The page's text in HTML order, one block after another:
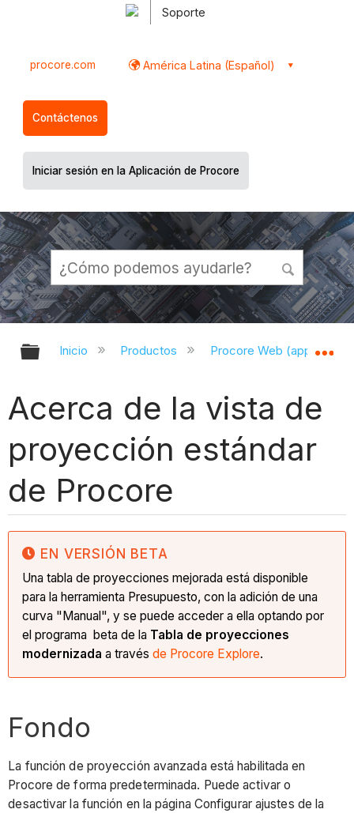
Soporte
procore.com América Latina (Español)
Contáctenos
Iniciar sesión en la Aplicación de Procore
Expandir/contraer jerarquía global
Inicio Productos Procore Web
Acerca de la vista de
proyección estándar
de Procore
EN VERSIÓN BETA
Una tabla de proyecciones mejorada está disponible
para la herramienta Presupuesto, con la adición de una
curva "Manual", y se puede acceder a ella optando por
el programa beta de la Tabla de proyecciones
modernizadaa travésde Procore Explore.
Fondo
La función de proyección avanzada está habilitada en
Procore de forma predeterminada. Puede activar o
desactivar la función en la página Configurar ajustes de la